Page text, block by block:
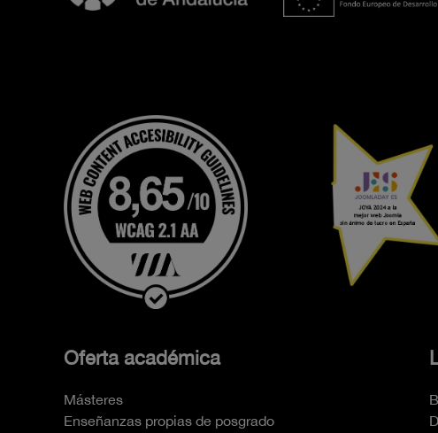
Oferta académica
Másteres
Enseñanzas propias de posgrado